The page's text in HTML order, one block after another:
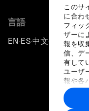
このサ
に合わ
フィッ
ザーに
報を収
信、デ
有して
ユーザ
報や各
に収集
トナー
す。
言語
EN ▪ ES▪中文▪ 日本語
プライバ